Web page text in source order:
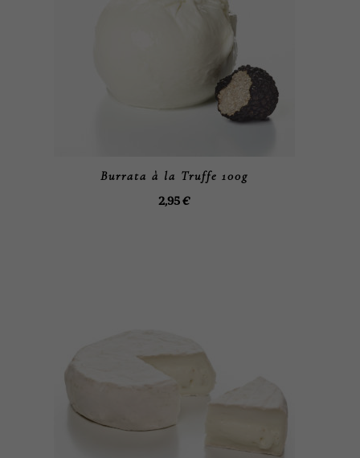
Burrata à la Truffe 100g
2,95€